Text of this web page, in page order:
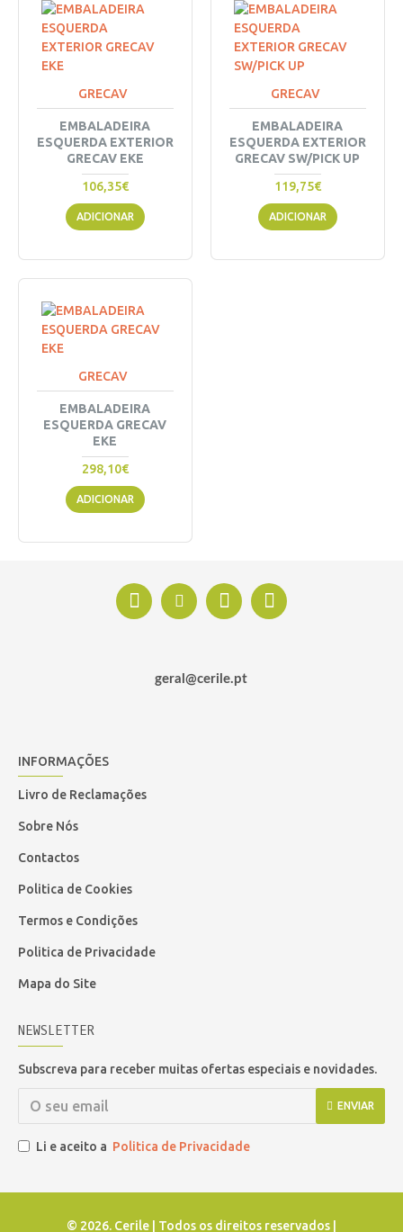
GRECAV
EMBALADEIRA
ESQUERDA EXTERIOR
GRECAV EKE
106,35€
ADICIONAR
GRECAV
EMBALADEIRA
ESQUERDA EXTERIOR
GRECAV SW/PICK UP
119,75€
ADICIONAR
GRECAV
EMBALADEIRA
ESQUERDA GRECAV
EKE
298,10€
ADICIONAR
geral@cerile.pt
INFORMAÇÕES
Livro de Reclamações
Sobre Nós
Contactos
Politica de Cookies
Termos e Condições
Politica de Privacidade
Mapa do Site
NEWSLETTER
Subscreva para receber muitas ofertas especiais e novidades.
ENVIAR
Li e aceito a Politica de Privacidade
© 2026. Cerile | Todos os direitos reservados |